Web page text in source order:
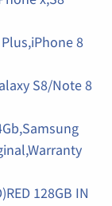
8
S8/Note 8
128GB IN